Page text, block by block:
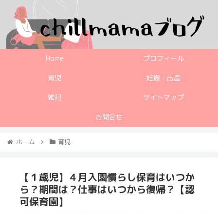
Home プロフィール
育児 妊娠・出産
雑記 サイトマップ
お問合せ
ホーム 育児
【１歳児】４月入園慣らし保育はいつか
ら？期間は？仕事はいつから復帰？【認
可保育園】